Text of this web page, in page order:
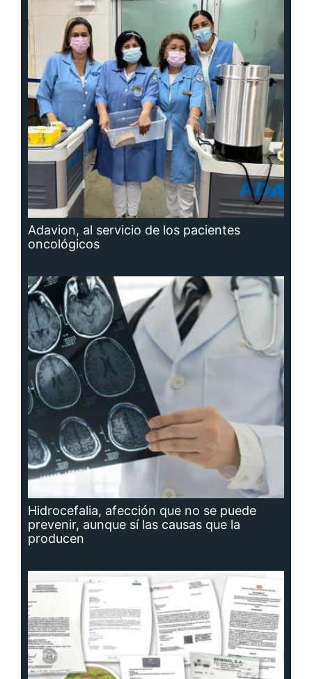
Adavion, al servicio de los pacientes
oncológicos
Hidrocefalia, afección que no se puede
prevenir, aunque sí las causas que la
producen